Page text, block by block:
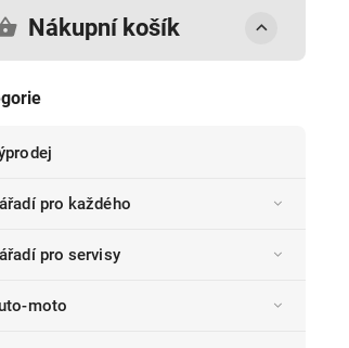
Nákupní košík
pro každého
pro servisy
moto